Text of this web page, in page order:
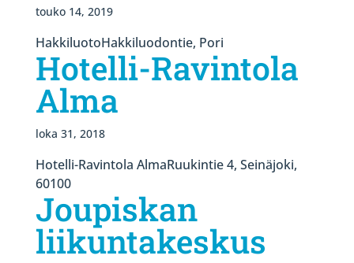
touko 14, 2019
HakkiluotoHakkiluodontie, Pori
Hotelli-Ravintola
Alma
loka 31, 2018
Hotelli-Ravintola AlmaRuukintie 4, Seinäjoki,
60100
Joupiskan
liikuntakeskus